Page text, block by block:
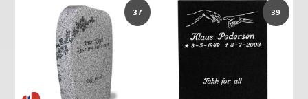
37 39